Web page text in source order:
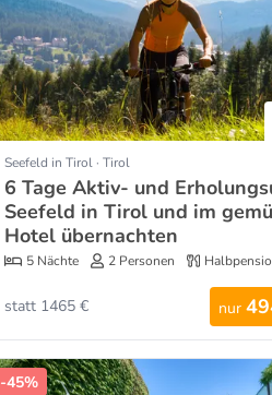
Seefeld in Tirol · Tirol
6 Tage Aktiv- und
Seefeld in Tirol und im
Hotel übernachten
5 Nächte 2 Personen
nur
statt 1465 €
-45%